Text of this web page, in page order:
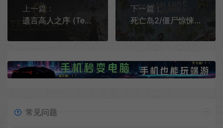
上一篇：
遗言高人之序 (Testament: The Order of High Human) 简中|PC|第一人称动作冒险游戏
下一篇：
死亡岛2/僵尸惊悚生存动作游戏 Dead Island 2 下载
常见问题